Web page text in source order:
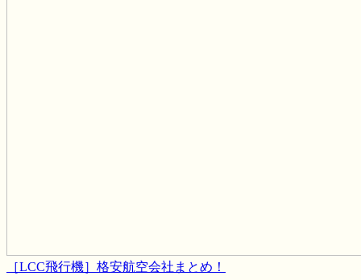
［LCC飛行機］格安航空会社まとめ！